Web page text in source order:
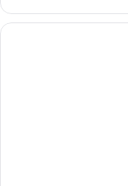
doble
superior